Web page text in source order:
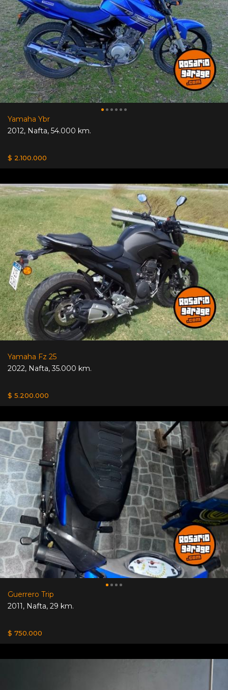
Yamaha Ybr
2012, Nafta, 54.000 km.
$ 2.100.000
Yamaha Fz 25
2022, Nafta,35.000 km.
$ 5.200.000
Guerrero Trip
2011, Nafta, 29 km.
$ 750.000